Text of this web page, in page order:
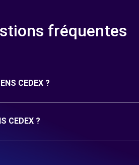
fréquentes
CEDEX ?
CEDEX ?